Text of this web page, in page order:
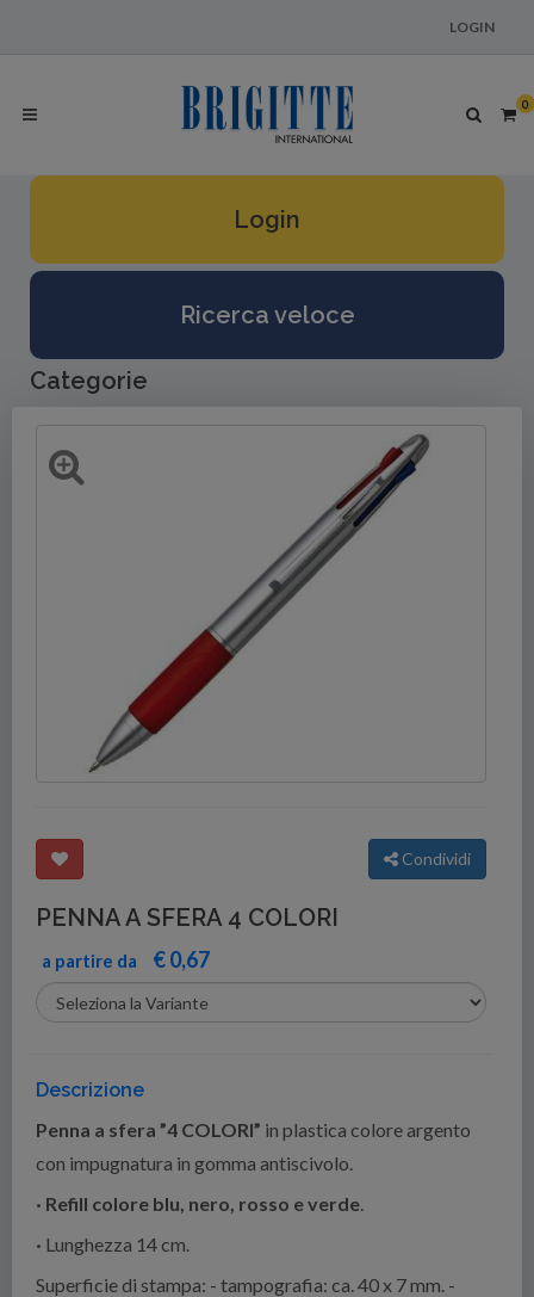
LOGIN
0
Login
Ricerca veloce
Categorie
Condividi
PENNA A SFERA 4 COLORI
a partire da € 0,67
Descrizione
Penna a sfera ”4 COLORI” in plastica colore argento
con impugnatura in gomma antiscivolo.
· Refill colore blu, nero, rosso e verde.
· Lunghezza 14 cm.
Superficie di stampa: - tampografia: ca. 40 x 7 mm. -